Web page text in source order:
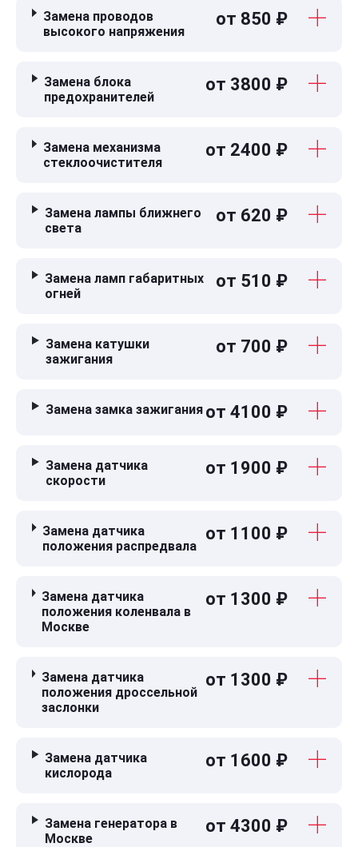
Замена проводов
высокого напряжения
от 850 ₽
Замена блока
предохранителей
от 3800 ₽
Замена механизма
стеклоочистителя
от 2400 ₽
Замена лампы ближнего
света
от 620 ₽
Замена ламп габаритных
огней
от 510 ₽
Замена катушки
зажигания
от 700 ₽
Замена замка зажигания от 4100 ₽
Замена датчика
скорости
от 1900 ₽
Замена датчика
положения распредвала
от 1100 ₽
Замена датчика
положения коленвала в
Москве
от 1300 ₽
Замена датчика
положения дроссельной
заслонки
от 1300 ₽
Замена датчика
кислорода
от 1600 ₽
Замена генератора в
Москве
от 4300 ₽